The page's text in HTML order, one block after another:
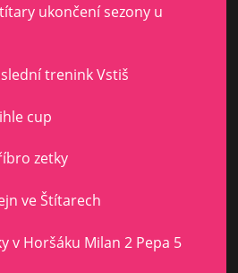
ukončení sezony u
trenink Vstiš
cup
zetky
ve Štítarech
v Horšáku Milan 2 Pepa 5